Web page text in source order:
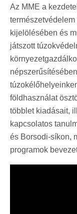
Az MME a
kijelölésében és
játszott
földhasználat
többlet kiadásait,
kapcsolatos
és Borsodi-síkon,
programok